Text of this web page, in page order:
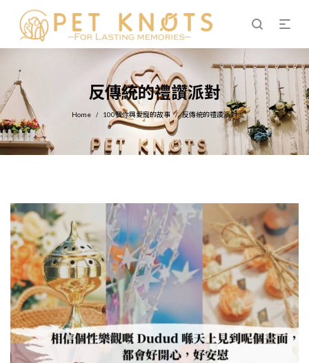
反傳統的禮讚派對
Home / 100個你與愛寵的故事 / 反傳統的禮讚派對